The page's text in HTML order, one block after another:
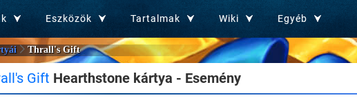
Eszközök Tartalmak Wiki Egyéb
Thrall's Gift
Gift Hearthstone kártya - Esemény